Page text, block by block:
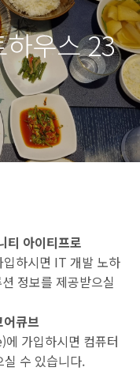
우스 23
티 아이티프로
입하시면 IT 개발 노하
정보를 제공받으실
큐브
)에 가입하시면 컴퓨터
수 있습니다.